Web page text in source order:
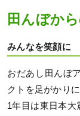
田んぼか
みんなを笑顔に
おだあし田んぼ
クトを足がかり
1年目は東日本